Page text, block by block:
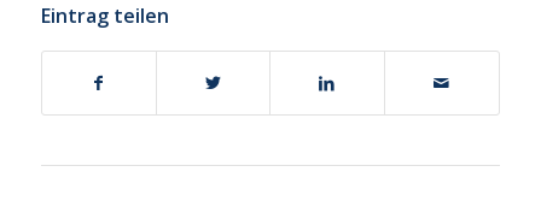
Eintrag teilen